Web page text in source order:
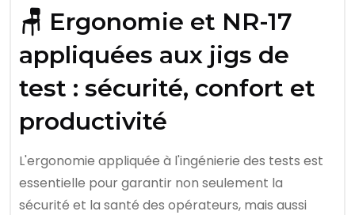
🪑 Ergonomie et NR-17
appliquées aux jigs de
test : sécurité, confort et
productivité
L'ergonomie appliquée à l'ingénierie des tests est
essentielle pour garantir non seulement la
sécurité et la santé des opérateurs, mais aussi